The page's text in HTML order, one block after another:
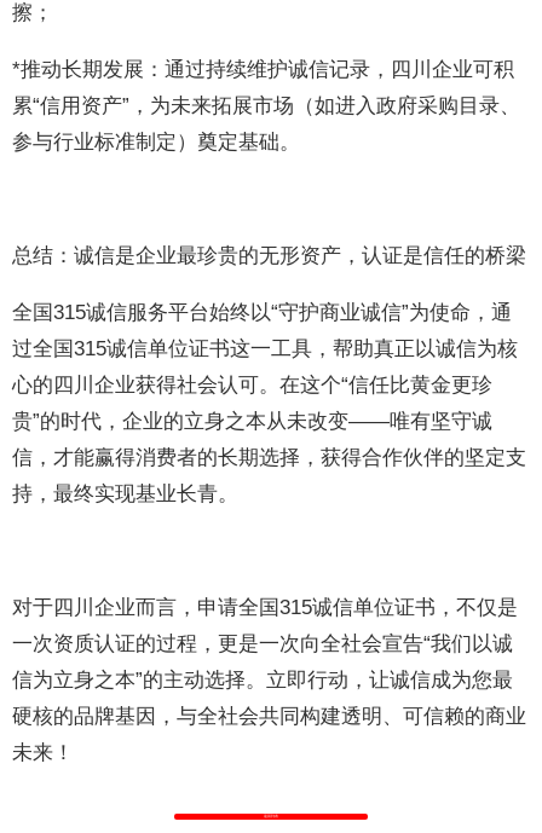
擦；
*推动长期发展：通过持续维护诚信记录，四川企业可积
累“信用资产”，为未来拓展市场（如进入政府采购目录、
参与行业标准制定）奠定基础。
总结：诚信是企业最珍贵的无形资产，认证是信任的桥梁
全国315诚信服务平台始终以“守护商业诚信”为使命，通
过全国315诚信单位证书这一工具，帮助真正以诚信为核
心的四川企业获得社会认可。在这个“信任比黄金更珍
贵”的时代，企业的立身之本从未改变——唯有坚守诚
信，才能赢得消费者的长期选择，获得合作伙伴的坚定支
持，最终实现基业长青。
对于四川企业而言，申请全国315诚信单位证书，不仅是
一次资质认证的过程，更是一次向全社会宣告“我们以诚
信为立身之本”的主动选择。立即行动，让诚信成为您最
硬核的品牌基因，与全社会共同构建透明、可信赖的商业
未来！
返回列表